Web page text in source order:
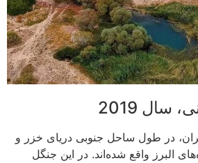
2019
در طول ساحل جنوبی دریای خزر و
البرز واقع شده‌اند. در این جنگل